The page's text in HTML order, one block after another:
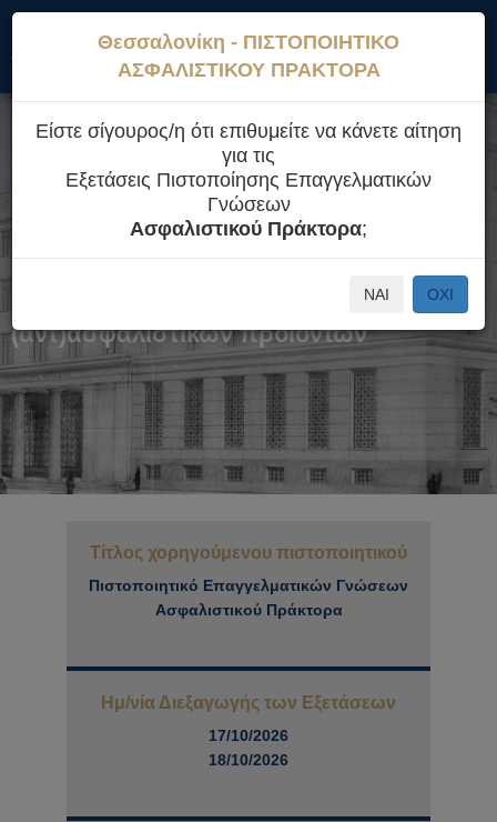
Εποπτεία Ιδιωτικής
Aσφαλιστικοί
Εξετάσεις
Εξετάσεις πιστοποίησης
επαγγελματικών γνώσεων για τη
(αντ)ασφαλιστικών προϊόντων
Τίτλος χορηγούμενου πιστοποιητικού
Πιστοποιητικό Επαγγελματικών Γνώσεων
Ασφαλιστικού Πράκτορα
Ημ/νία Διεξαγωγής των Εξετάσεων
17/10/2026
18/10/2026
Θεσσαλονίκη - ΠΙΣΤΟΠΟΙΗΤΙΚΟ
ΑΣΦΑΛΙΣΤΙΚΟΥ ΠΡΑΚΤΟΡΑ
Είστε σίγουρος/η ότι επιθυμείτε να κάνετε αίτηση
για τις
Εξετάσεις Πιστοποίησης Επαγγελματικών
Γνώσεων
Ασφαλιστικού Πράκτορα;
ΝΑΙ ΟΧΙ